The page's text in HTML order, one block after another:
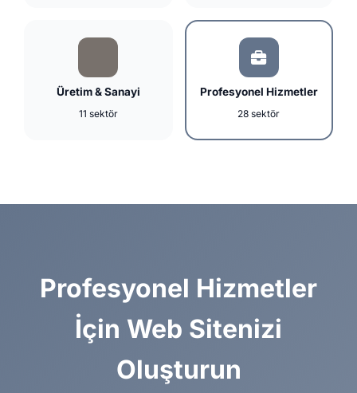
Üretim & Sanayi
11 sektör
Profesyonel Hizmetler
28 sektör
Profesyonel Hizmetler
İçin Web Sitenizi
Oluşturun